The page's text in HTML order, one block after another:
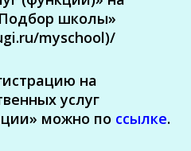
школы»
myschool)/
на
услуг
можно по ссылке.